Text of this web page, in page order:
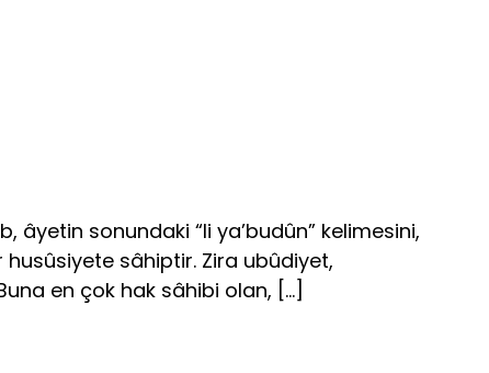
âyetin sonundaki “li ya’budûn” kelimesini,
sâhiptir. Zira ubûdiyet,
en çok hak sâhibi olan, […]